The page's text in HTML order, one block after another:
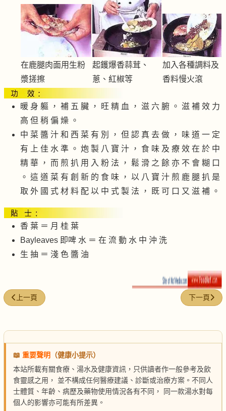
在鹿腿肉面用生粉
漿搓擦
起鑊爆香蒜茸、
蔥、紅椒等
加入各種調料及
香料慢火滾
暖 身 軀 ， 補 五 臟 ， 旺 精 血 ， 滋 六 腑 。 滋 補 效 力
高 但 稍 偏 燥 。
中 菜 醬 汁 和 西 菜 有 別 ， 但 認 真 去 做 ， 味 道 一 定
有 上 佳 水 準 。 炮 製 八 寶 汁 ， 食 味 及 療 效 在 於 中
精 華 ， 而 煎 扒 用 入 粉 法 ， 鬆 滑 之 餘 亦 不 會 糊 口
。 這 道 菜 有 創 新 的 食 味 ， 以 八 寶 汁 煎 鹿 腿 扒 是
取 外 國 式 材 料 配 以 中 式 製 法 ， 既 可 口 又 滋 補 。
香 葉 ＝ 月 桂 葉
Bayleaves 即啤 水 ＝ 在 流 動 水 中 沖 洗
生 抽 ＝ 淺 色 醬 油
上一篇文章: 煎煮牙帶鹹魚
上一頁 下一篇文章
下一頁
📖 重要聲明
（健康小提示）
本站所載有關食療、湯水及健康資訊，只供讀者作一般參考及飲
食靈感之用， 並不構成任何醫療建議、診斷或治療方案。不同人
士體質、年齡、病歷及藥物使用情況各有不同， 同一款湯水對每
個人的影響亦可能有所差異。